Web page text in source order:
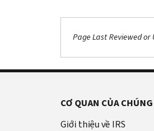
Page Last Reviewed or
CƠ QUAN CỦA
Giới thiệu về IRS